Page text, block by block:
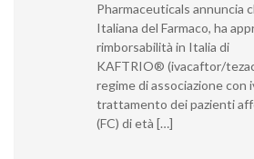
Pharmaceuticals annuncia
Italiana del Farmaco, ha
rimborsabilità in Italia di
KAFTRIO® (ivacaftor/
regime di associazione con
trattamento dei pazienti
(FC) di età […]